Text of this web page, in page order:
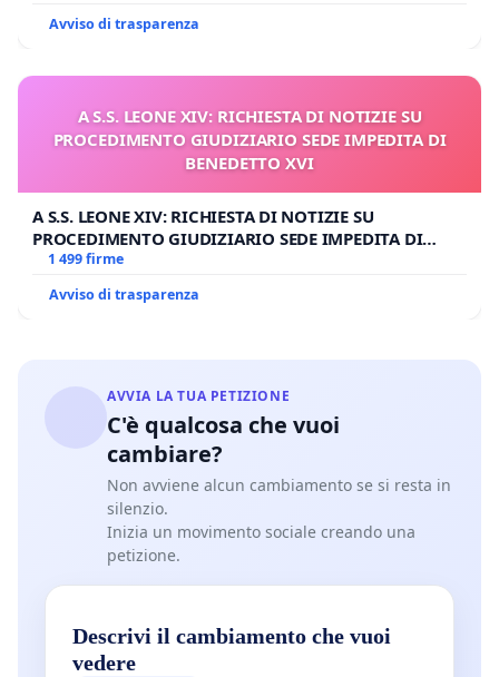
Avviso di trasparenza
A S.S. LEONE XIV: RICHIESTA DI NOTIZIE SU
PROCEDIMENTO GIUDIZIARIO SEDE IMPEDITA DI
BENEDETTO XVI
A S.S. LEONE XIV: RICHIESTA DI NOTIZIE SU
PROCEDIMENTO GIUDIZIARIO SEDE IMPEDITA DI
BENEDETTO XVI
1 499 firme
Avviso di trasparenza
AVVIA LA TUA PETIZIONE
C'è qualcosa che vuoi
cambiare?
Non avviene alcun cambiamento se si resta in
silenzio.
Inizia un movimento sociale creando una
petizione.
Descrivi il cambiamento che vuoi
vedere